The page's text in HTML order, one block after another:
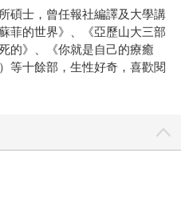
碩士，曾任報社編譯及大學講
菲的世界》、《亞歷山大三部
的》、《你就是自己的療癒
等十餘部，生性好奇，喜歡閱